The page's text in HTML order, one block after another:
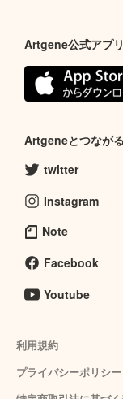
Artgene公式アプリ
Artgeneとつながる
twitter
Instagram
Note
Facebook
Youtube
利用規約
プライバシーポリシー